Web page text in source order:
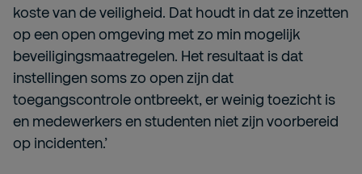
koste van de veiligheid. Dat houdt in dat ze inzetten
op een open omgeving met zo min mogelijk
beveiligingsmaatregelen. Het resultaat is dat
instellingen soms zo open zijn dat
toegangscontrole ontbreekt, er weinig toezicht is
en medewerkers en studenten niet zijn voorbereid
op incidenten.’